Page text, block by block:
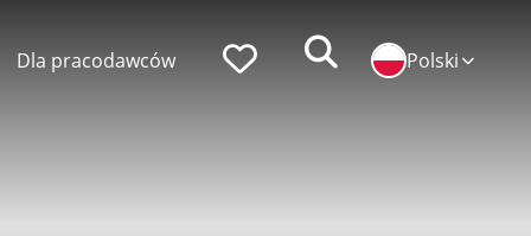
Dla pracodawców Faworyci Zoeken Polski